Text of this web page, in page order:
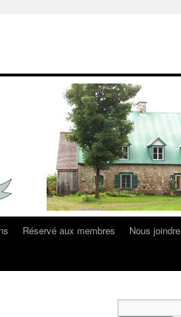
Réservé aux membres
Nous joindre